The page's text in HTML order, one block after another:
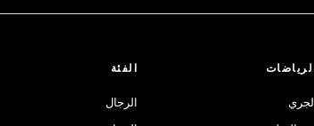
الرياضات
الجري
الفئة
الرجال